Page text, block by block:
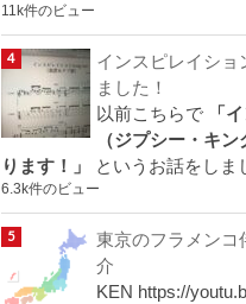
11k件のビュー
インスピレイショ
ました！
以前こちらで
「
（ジプシー・キ
ります！」
というお話をしま
6.3k件のビュー
東京のフラメンコ
介
KEN https://